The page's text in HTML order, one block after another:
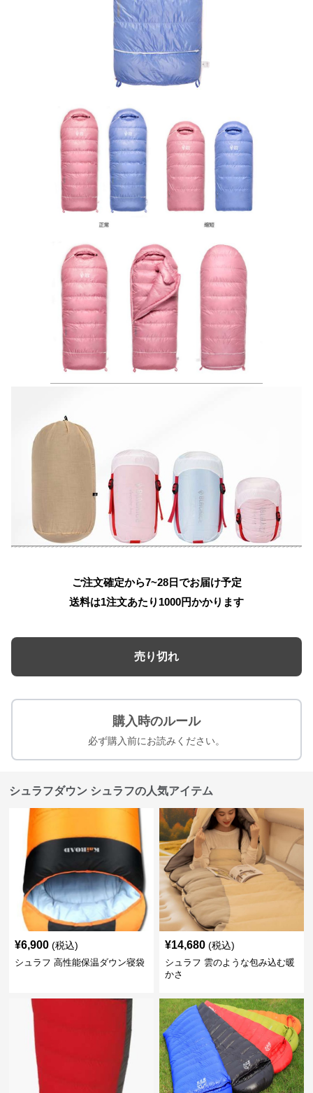
ご注文確定から7~28日でお届け予定
送料は1注文あたり 1000円かかります
売り切れ
購入時のルール
必ず購入前にお読みください。
シュラフダウン シュラフの人気アイテム
¥6,900 (税込)
シュラフ 高性能保温ダウン寝袋
¥14,680 (税込)
シュラフ 雲のような包み込む暖
かさ